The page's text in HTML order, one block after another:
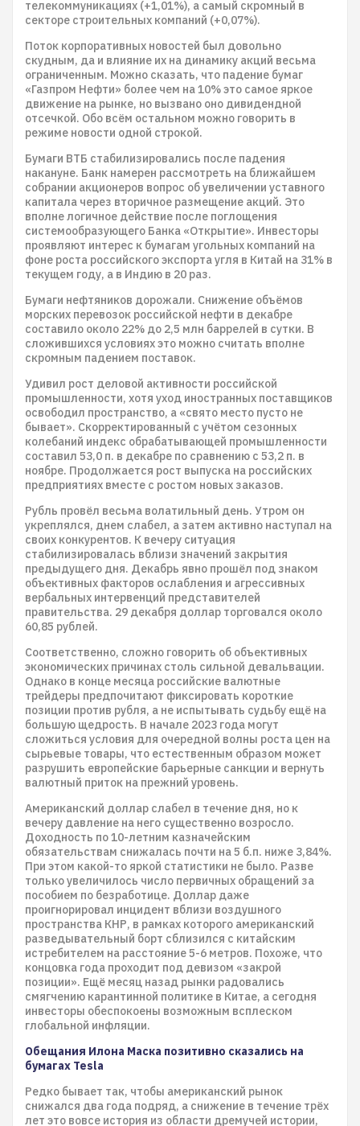
телекоммуникациях (+1,01%), а самый скромный в
секторе строительных компаний (+0,07%).
Поток корпоративных новостей был довольно
скудным, да и влияние их на динамику акций весьма
ограниченным. Можно сказать, что падение бумаг
«Газпром Нефти» более чем на 10% это самое яркое
движение на рынке, но вызвано оно дивидендной
отсечкой. Обо всём остальном можно говорить в
режиме новости одной строкой.
Бумаги ВТБ стабилизировались после падения
накануне. Банк намерен рассмотреть на ближайшем
собрании акционеров вопрос об увеличении уставного
капитала через вторичное размещение акций. Это
вполне логичное действие после поглощения
системообразующего Банка «Открытие». Инвесторы
проявляют интерес к бумагам угольных компаний на
фоне роста российского экспорта угля в Китай на 31% в
текущем году, а в Индию в 20 раз.
Бумаги нефтяников дорожали. Снижение объёмов
морских перевозок российской нефти в декабре
составило около 22% до 2,5 млн баррелей в сутки. В
сложившихся условиях это можно считать вполне
скромным падением поставок.
Удивил рост деловой активности российской
промышленности, хотя уход иностранных поставщиков
освободил пространство, а «свято место пусто не
бывает». Скорректированный с учётом сезонных
колебаний индекс обрабатывающей промышленности
составил 53,0 п. в декабре по сравнению с 53,2 п. в
ноябре. Продолжается рост выпуска на российских
предприятиях вместе с ростом новых заказов.
Рубль провёл весьма волатильный день. Утром он
укреплялся, днем слабел, а затем активно наступал на
своих конкурентов. К вечеру ситуация
стабилизировалась вблизи значений закрытия
предыдущего дня. Декабрь явно прошёл под знаком
объективных факторов ослабления и агрессивных
вербальных интервенций представителей
правительства. 29 декабря доллар торговался около
60,85 рублей.
Соответственно, сложно говорить об объективных
экономических причинах столь сильной девальвации.
Однако в конце месяца российские валютные
трейдеры предпочитают фиксировать короткие
позиции против рубля, а не испытывать судьбу ещё на
большую щедрость. В начале 2023 года могут
сложиться условия для очередной волны роста цен на
сырьевые товары, что естественным образом может
разрушить европейские барьерные санкции и вернуть
валютный приток на прежний уровень.
Американский доллар слабел в течение дня, но к
вечеру давление на него существенно возросло.
Доходность по 10-летним казначейским
обязательствам снижалась почти на 5 б.п. ниже 3,84%.
При этом какой-то яркой статистики не было. Разве
только увеличилось число первичных обращений за
пособием по безработице. Доллар даже
проигнорировал инцидент вблизи воздушного
пространства КНР, в рамках которого американский
разведывательный борт сблизился с китайским
истребителем на расстояние 5-6 метров. Похоже, что
концовка года проходит под девизом «закрой
позиции». Ещё месяц назад рынки радовались
смягчению карантинной политике в Китае, а сегодня
инвесторы обеспокоены возможным всплеском
глобальной инфляции.
Обещания Илона Маска позитивно сказались на
бумагах Tesla
Редко бывает так, чтобы американский рынок
снижался два года подряд, а снижение в течение трёх
лет это вовсе история из области дремучей истории,